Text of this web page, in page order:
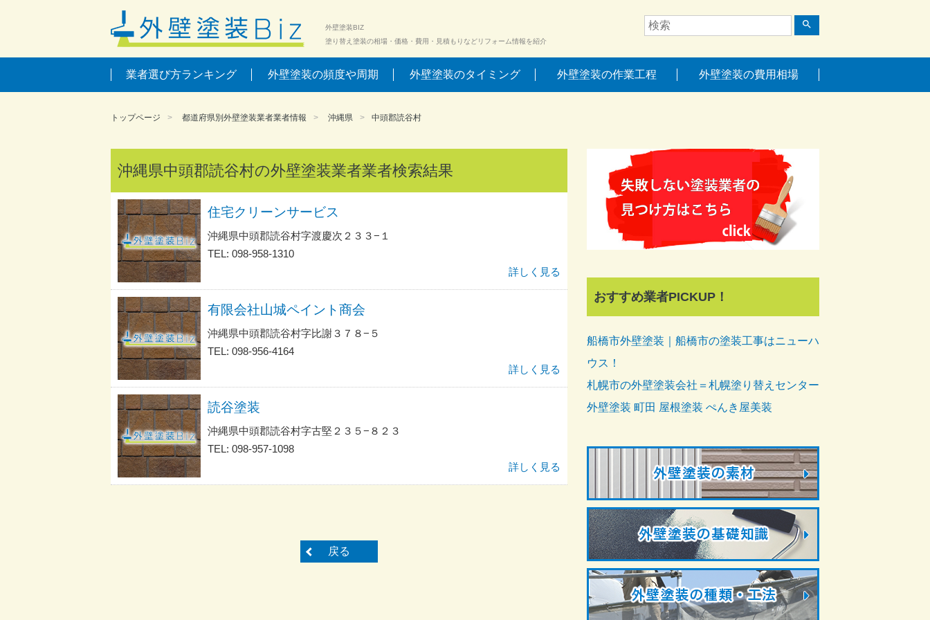
外壁塗装BIZ
塗り替え塗装の相場・価格・費用・見積もりなどリフォーム情報を紹介
search
業者選び方ランキング 外壁塗装の頻度や周期 外壁塗装のタイミング 外壁塗装の作業工程 外壁塗装の費用相場
トップページ 都道府県別外壁塗装業者業者情報 沖縄県 中頭郡読谷村
沖縄県中頭郡読谷村の外壁塗装業者業者検索結果
住宅クリーンサービス
沖縄県中頭郡読谷村字渡慶次２３３−１
TEL: 098-958-1310
詳しく見る
有限会社山城ペイント商会
沖縄県中頭郡読谷村字比謝３７８−５
TEL: 098-956-4164
詳しく見る
読谷塗装
沖縄県中頭郡読谷村字古堅２３５−８２３
TEL: 098-957-1098
詳しく見る
戻る
おすすめ業者PICKUP！
船橋市外壁塗装｜船橋市の塗装工事はニューハ
ウス！
札幌市の外壁塗装会社＝札幌塗り替えセンター
外壁塗装 町田 屋根塗装 ぺんき屋美装